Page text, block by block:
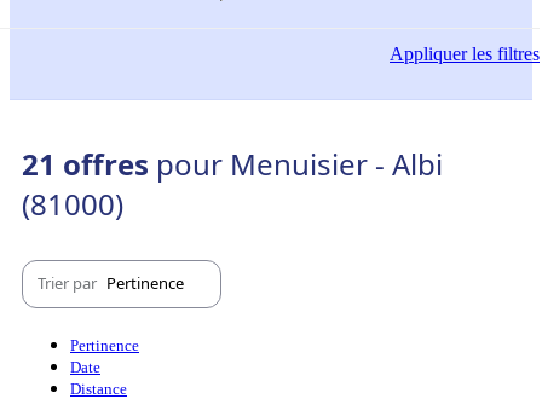
Appliquerles filtres
21 offres pour Menuisier - Albi
(81000)
Trier par Pertinence
Pertinence
Date
Distance